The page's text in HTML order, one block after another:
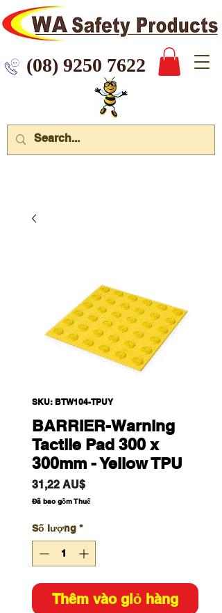
7622
SKU: BTW104-TPUY
BARRIER-Warning
Tactile Pad 300 x
300mm - Yellow TPU
31,22 AU$Giá
Đã bao gồm Thuế
Số lượng *
Thêm vào giỏ hàng